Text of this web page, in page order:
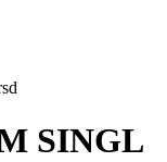
SINGL